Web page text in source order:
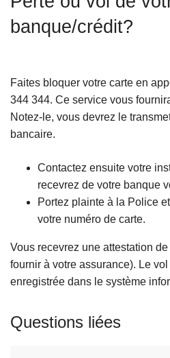
banque/crédit?
Faites bloquer votre carte en
344 344. Ce service vous
Notez-le, vous devrez le
bancaire.
Contactez ensuite votre
recevrez de votre banque
Portez plainte à la Police
votre numéro de carte.
Vous recevrez une attestation
fournir à votre assurance). Le
enregistrée dans le système
Questions liées